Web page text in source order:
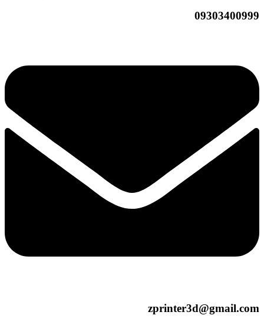
09303400999
zprinter3d@gmail.com